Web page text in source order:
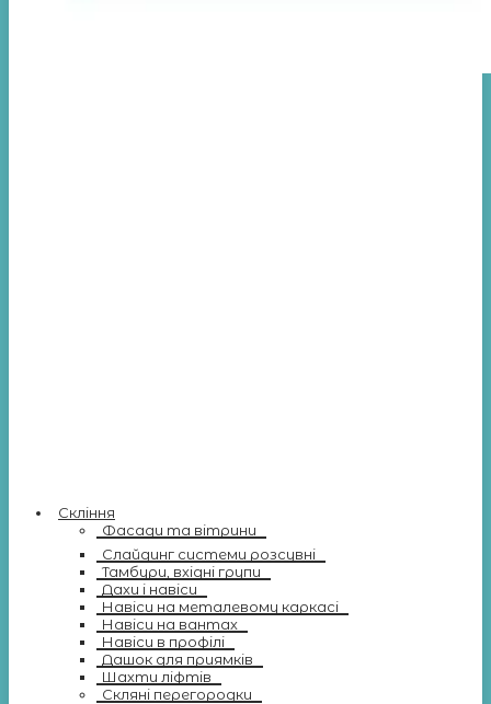
Скління
Фасади та вітрини
Слайдинг системи розсувні
Тамбури, вхідні групи
Дахи і навіси
Навіси на металевому каркасі
Навіси на вантах
Навіси в профілі
Дашок для приямків
Шахти ліфтів
Скляні перегородки